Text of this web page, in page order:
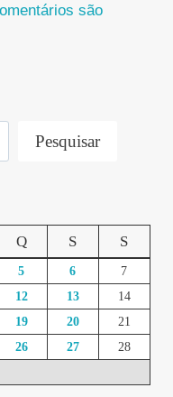
são
Pesquisar
Q S S
5 6
7
12 13
14
19 20
21
26 27
28